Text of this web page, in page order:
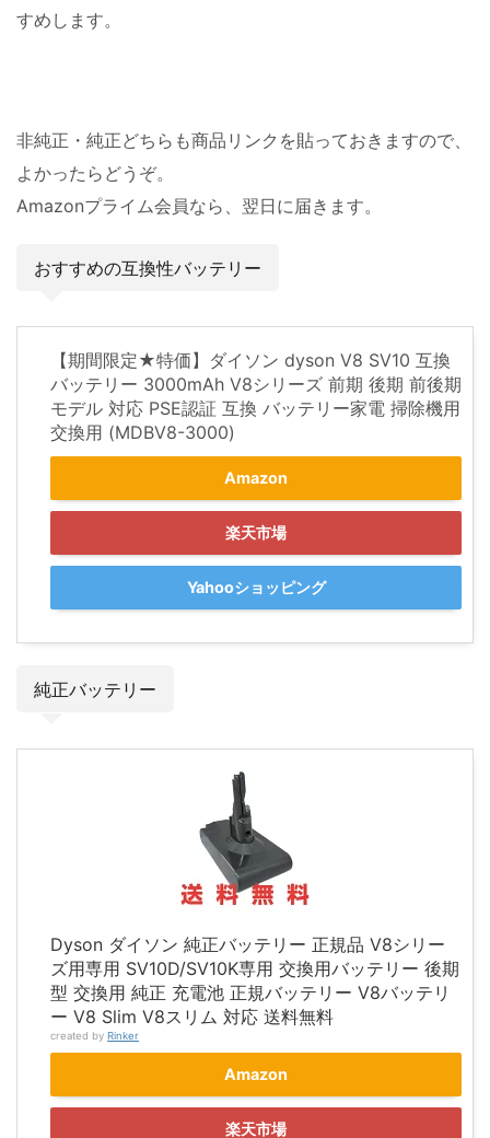
すめします。
非純正・純正どちらも商品リンクを貼っておきますので、
よかったらどうぞ。
Amazonプライム会員なら、翌日に届きます。
おすすめの互換性バッテリー
【期間限定★特価】ダイソン dyson V8 SV10 互換
バッテリー 3000mAh V8シリーズ 前期 後期 前後期
モデル 対応 PSE認証 互換 バッテリー家電 掃除機用
交換用 (MDBV8-3000)
Amazon
楽天市場
Yahooショッピング
純正バッテリー
Dyson ダイソン 純正バッテリー 正規品 V8シリー
ズ用専用 SV10D/SV10K専用 交換用バッテリー 後期
型 交換用 純正 充電池 正規バッテリー V8バッテリ
ー V8 Slim V8スリム 対応 送料無料
created by Rinker
Amazon
楽天市場